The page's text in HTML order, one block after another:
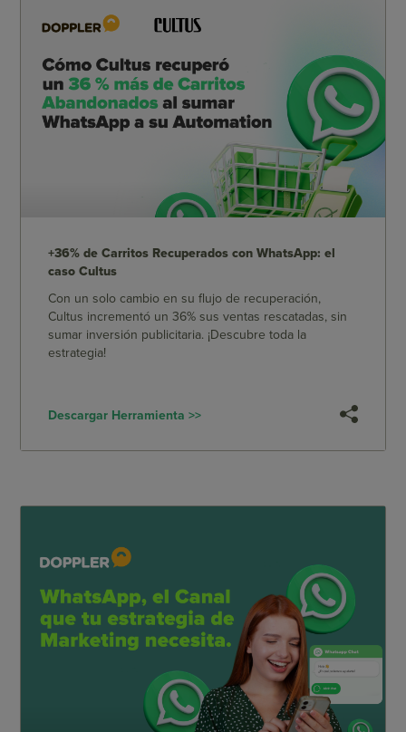
+36% de Carritos Recuperados con WhatsApp: el
caso Cultus
Con un solo cambio en su flujo de recuperación,
Cultus incrementó un 36% sus ventas rescatadas, sin
sumar inversión publicitaria. ¡Descubre toda la
estrategia!
Descargar Herramienta >>